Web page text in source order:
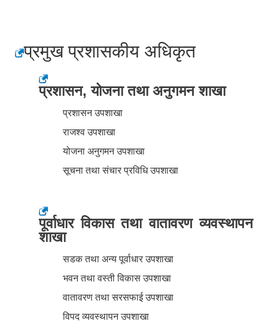
प्रमुख प्रशासकीय अधिकृत
प्रशासन, योजना तथा अनुगमन शाखा
प्रशासन उपशाखा
राजश्व उपशाखा
योजना अनुगमन उपशाखा
सूचना तथा संचार प्रविधि उपशाखा
पूर्वाधार विकास तथा वातावरण व्यवस्थापन
शाखा
सडक तथा अन्य पूर्वाधार उपशाखा
भवन तथा वस्ती विकास उपशाखा
वातावरण तथा सरसफाई उपशाखा
विपद व्यवस्थापन उपशाखा